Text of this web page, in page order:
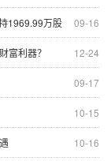
09-16
1969.99万股
12-24
富利器？
09-17
10-15
10-16